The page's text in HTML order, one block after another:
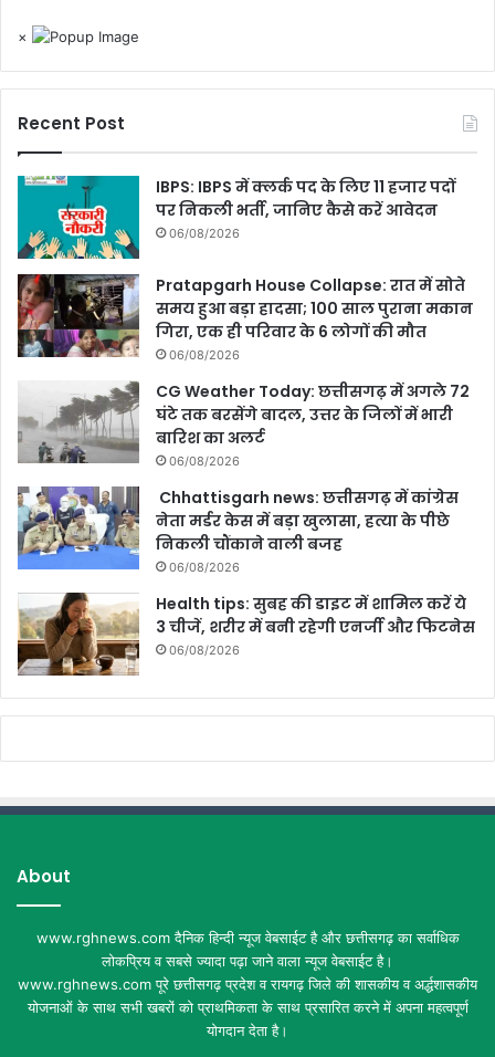
×
Recent Post
IBPS: IBPS में क्लर्क पद के लिए 11 हजार पदों
पर निकली भर्ती, जानिए कैसे करें आवेदन
06/08/2026
Pratapgarh House Collapse: रात में सोते
समय हुआ बड़ा हादसा; 100 साल पुराना मकान
गिरा, एक ही परिवार के 6 लोगों की मौत
06/08/2026
CG Weather Today: छत्तीसगढ़ में अगले 72
घंटे तक बरसेंगे बादल, उत्तर के जिलों में भारी
बारिश का अलर्ट
06/08/2026
Chhattisgarh news: छत्तीसगढ़ में कांग्रेस
नेता मर्डर केस में बड़ा खुलासा, हत्या के पीछे
निकली चौंकाने वाली बजह
06/08/2026
Health tips: सुबह की डाइट में शामिल करें ये
3 चीजें, शरीर में बनी रहेगी एनर्जी और फिटनेस
06/08/2026
About
www.rghnews.com दैनिक हिन्दी न्यूज वेबसाईट है और छत्तीसगढ़ का सर्वाधिक
लोकप्रिय व सबसे ज्यादा पढ़ा जाने वाला न्यूज वेबसाईट है।
www.rghnews.com पूरे छत्तीसगढ़ प्रदेश व रायगढ़ जिले की शासकीय व अर्द्धशासकीय
योजनाओं के साथ सभी खबरों को प्राथमिकता के साथ प्रसारित करने में अपना महत्वपूर्ण
योगदान देता है।